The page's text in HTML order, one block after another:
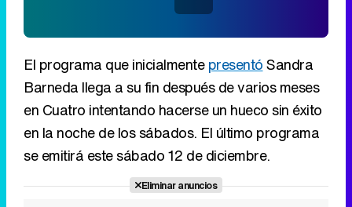
El programa que inicialmentepresentóSandra
Barneda llega a su fin después de varios meses
en Cuatro intentando hacerse un hueco sin éxito
en la noche de los sábados. El último programa
se emitirá este sábado 12 de diciembre.
Eliminar anuncios